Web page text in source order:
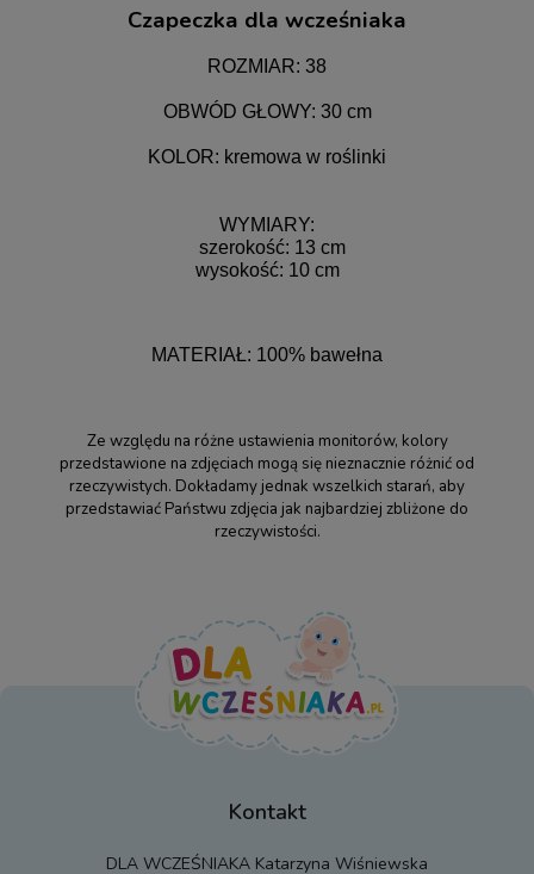
Czapeczka dla wcześniaka
ROZMIAR: 38
OBWÓD GŁOWY: 30 cm
KOLOR: kremowa w roślinki
WYMIARY:
szerokość: 13 cm
wysokość: 10 cm
MATERIAŁ: 100% bawełna
Ze względu na różne ustawienia monitorów, kolory
przedstawione na zdjęciach mogą się nieznacznie różnić od
rzeczywistych. Dokładamy jednak wszelkich starań, aby
przedstawiać Państwu zdjęcia jak najbardziej zbliżone do
rzeczywistości.
Kontakt
DLA WCZEŚNIAKA Katarzyna Wiśniewska